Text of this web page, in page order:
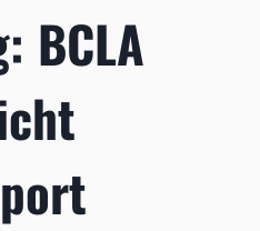
BCLA